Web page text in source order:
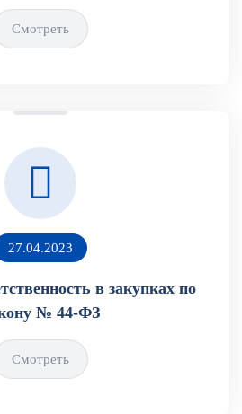
Смотреть
27.04.2023
в закупках по
№ 44-ФЗ
Смотреть